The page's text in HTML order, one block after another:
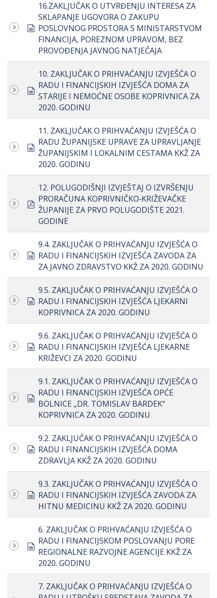
document
16.ZAKLJUČAK O UTVRĐENJU INTERESA ZA
SKLAPANJE UGOVORA O ZAKUPU
POSLOVNOG PROSTORA S MINISTARSTVOM
FINANCIJA, POREZNOM UPRAVOM, BEZ
PROVOĐENJA JAVNOG NATJEČAJA
document
10. ZAKLJUČAK O PRIHVAĆANJU IZVJEŠĆA O
RADU I FINANCIJSKIH IZVJEŠĆA DOMA ZA
STARIJE I NEMOĆNE OSOBE KOPRIVNICA ZA
2020. GODINU
document
11. ZAKLJUČAK O PRIHVAĆANJU IZVJEŠĆA O
RADU ŽUPANIJSKE UPRAVE ZA UPRAVLJANJE
ŽUPANIJSKIM I LOKALNIM CESTAMA KKŽ ZA
2020. GODINU
pdf
12. POLUGODIŠNJI IZVJEŠTAJ O IZVRŠENJU
PRORAČUNA KOPRIVNIČKO‐KRIŽEVAČKE
ŽUPANIJE ZA PRVO POLUGODIŠTE 2021.
GODINE
document
9.4. ZAKLJUČAK O PRIHVAĆANJU IZVJEŠĆA O
RADU I FINANCIJSKIH IZVJEŠĆA ZAVODA ZA
ZA JAVNO ZDRAVSTVO KKŽ ZA 2020. GODINU
document
9.5. ZAKLJUČAK O PRIHVAĆANJU IZVJEŠĆA O
RADU I FINANCIJSKIH IZVJEŠĆA LJEKARNI
KOPRIVNICA ZA 2020. GODINU
document
9.6. ZAKLJUČAK O PRIHVAĆANJU IZVJEŠĆA O
RADU I FINANCIJSKIH IZVJEŠĆA LJEKARNE
KRIŽEVCI ZA 2020. GODINU
document
9.1. ZAKLJUČAK O PRIHVAĆANJU IZVJEŠĆA O
RADU I FINANCIJSKIH IZVJEŠĆA OPĆE
BOLNICE „DR. TOMISLAV BARDEK“
KOPRIVNICA ZA 2020. GODINU
document
9.2. ZAKLJUČAK O PRIHVAĆANJU IZVJEŠĆA O
RADU I FINANCIJSKIH IZVJEŠĆA DOMA
ZDRAVLJA KKŽ ZA 2020. GODINU
document
9.3. ZAKLJUČAK O PRIHVAĆANJU IZVJEŠĆA O
RADU I FINANCIJSKIH IZVJEŠĆA ZAVODA ZA
HITNU MEDICINU KKŽ ZA 2020. GODINU
document
6. ZAKLJUČAK O PRIHVAĆANJU IZVJEŠĆA O
RADU I FINANCIJSKOM POSLOVANJU PORE
REGIONALNE RAZVOJNE AGENCIJE KKŽ ZA
2020. GODINU
7. ZAKLJUČAK O PRIHVAĆANJU IZVJEŠĆA O